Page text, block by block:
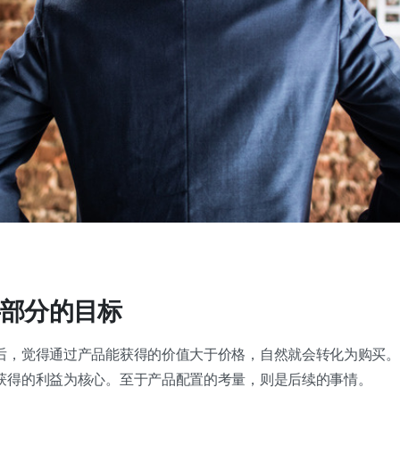
分的目标
，觉得通过产品能获得的价值大于价格，自然就会转化为购买
的利益为核心。至于产品配置的考量，则是后续的事情。